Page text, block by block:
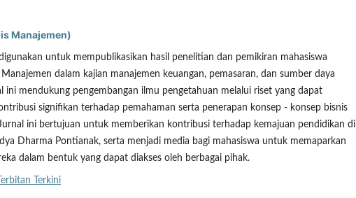
Manajemen)
untuk mempublikasikan hasil penelitian dan pemikiran mahasiswa
dalam kajian manajemen keuangan, pemasaran, dan sumber daya
ini mendukung pengembangan ilmu pengetahuan melalui riset yang dapat
signifikan terhadap pemahaman serta penerapan konsep - konsep bisnis
ini bertujuan untuk memberikan kontribusi terhadap kemajuan pendidikan di
Dharma Pontianak, serta menjadi media bagi mahasiswa untuk memaparkan
dalam bentuk yang dapat diakses oleh berbagai pihak.
Terbitan Terkini